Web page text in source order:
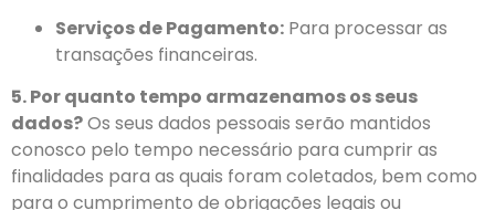
Serviços de Pagamento: Para processar as
transações financeiras.
5. Por quanto tempo armazenamos os seus
dados?Os seus dados pessoais serão mantidos
conosco pelo tempo necessário para cumprir as
finalidades para as quais foram coletados, bem como
para o cumprimento de obrigações legais ou